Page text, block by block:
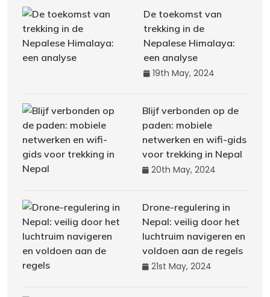
De toekomst van
trekking in de
Nepalese Himalaya:
een analyse
19th May, 2024
Blijf verbonden op de
paden: mobiele
netwerken en wifi-gids
voor trekking in Nepal
20th May, 2024
Drone-regulering in
Nepal: veilig door het
luchtruim navigeren en
voldoen aan de regels
21st May, 2024